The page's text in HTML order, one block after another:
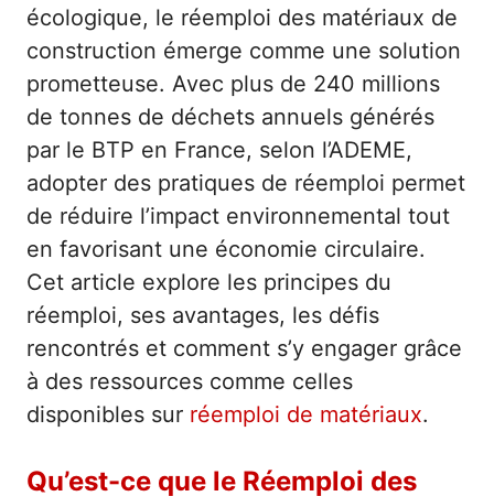
écologique, le réemploi des matériaux de
construction émerge comme une solution
prometteuse. Avec plus de 240 millions
de tonnes de déchets annuels générés
par le BTP en France, selon l’ADEME,
adopter des pratiques de réemploi permet
de réduire l’impact environnemental tout
en favorisant une économie circulaire.
Cet article explore les principes du
réemploi, ses avantages, les défis
rencontrés et comment s’y engager grâce
à des ressources comme celles
disponibles sur réemploi de matériaux.
Qu’est-ce que le Réemploi des